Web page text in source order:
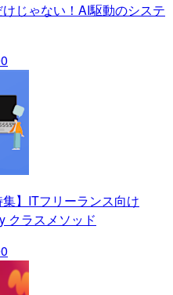
じゃない！AI駆動のシステ
集】ITフリーランス向け
クラスメソッド